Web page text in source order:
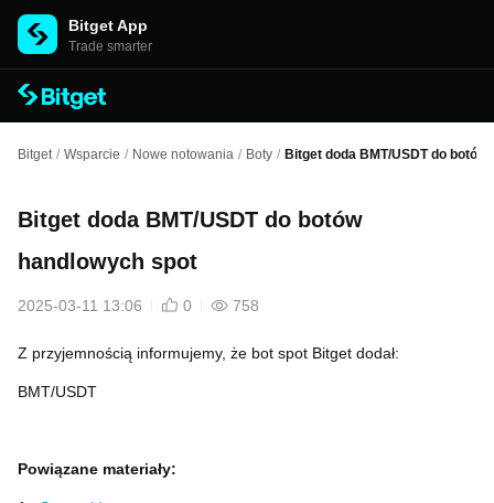
Bitget App
Trade smarter
Bitget / Wsparcie / Nowe notowania / Boty / Bitget doda BMT/USDT do
Bitget doda BMT/USDT do botów
handlowych spot
2025-03-11 13:06 0 758
Z przyjemnością informujemy, że bot spot Bitget dodał:
BMT/USDT
Powiązane materiały: